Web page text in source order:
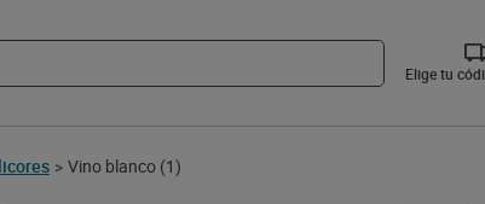
Elige tu
> Vino blanco (1)